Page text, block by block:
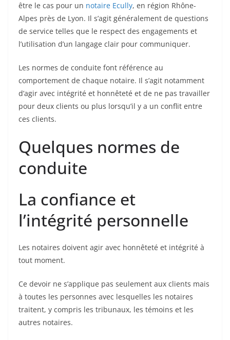
être le cas pour un notaire Ecully, en région Rhône-
Alpes près de Lyon. Il s’agit généralement de questions
de service telles que le respect des engagements et
l’utilisation d’un langage clair pour communiquer.
Les normes de conduite font référence au
comportement de chaque notaire. Il s’agit notamment
d’agir avec intégrité et honnêteté et de ne pas travailler
pour deux clients ou plus lorsqu’il y a un conflit entre
ces clients.
Quelques normes de
conduite
La confiance et
l’intégrité personnelle
Les notaires doivent agir avec honnêteté et intégrité à
tout moment.
Ce devoir ne s’applique pas seulement aux clients mais
à toutes les personnes avec lesquelles les notaires
traitent, y compris les tribunaux, les témoins et les
autres notaires.